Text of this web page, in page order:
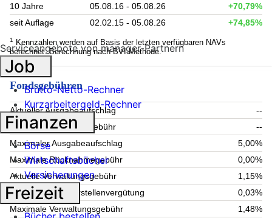
10 Jahre
05.08.16 - 05.08.26
+70,79%
seit Auflage
02.02.15 - 05.08.26 +74,85%
1
Kennzahlen werden auf Basis der letzten verfügbaren NAVs
berechnet. Berechnung nach BVI-Methode.
Fondsgebühren
Aktueller Ausgabeaufschlag
--
Aktuelle Rücknahmegebühr
--
Maximaler Ausgabeaufschlag
5,00%
Maximale Rücknahmegebühr
0,00%
Aktuelle Verwaltungsgebühr
1,15%
Maximale Verwahrstellenvergütung
0,03%
Maximale Verwaltungsgebühr
1,48%
Serviceangebote von manager-Partnern
Job
Brutto-Netto-Rechner
Kurzarbeitergeld-Rechner
Finanzen
Börse
Wirtschaftsbücher
Versicherungen
Freizeit